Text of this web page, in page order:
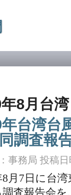
動
8月台
年台湾台
調査報
事務局 投稿日
8月7日に台
調査報告会